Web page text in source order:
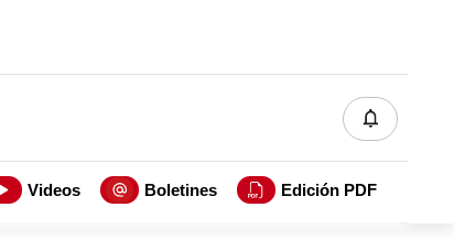
Videos Boletines Edición PDF